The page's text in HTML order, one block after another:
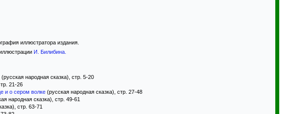
иллюстратора издания.
И. Билибина.
(русская народная сказка), стр. 5-20
21-26
и о сером волке (русская народная сказка), стр. 27-48
народная сказка), стр. 49-61
стр. 63-71